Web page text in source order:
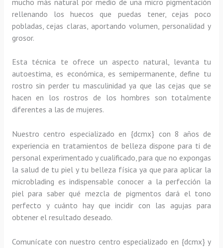
rellenando los huecos que puedas tener, cejas poco
pobladas, cejas claras, aportando volumen, personalidad y
grosor.
Esta técnica te ofrece un aspecto natural, levanta tu
autoestima, es económica, es semipermanente, define tu
rostro sin perder tu masculinidad ya que las cejas que se
hacen en los rostros de los hombres son totalmente
diferentes a las de mujeres.
Nuestro centro especializado en {dcmx} con 8 años de
experiencia en tratamientos de belleza dispone para ti de
personal experimentado y cualificado, para que no expongas
la salud de tu piel y tu belleza física ya que para aplicar la
microblading es indispensable conocer a la perfección la
piel para saber qué mezcla de pigmentos dará el tono
perfecto y cuánto hay que incidir con las agujas para
obtener el resultado deseado.
Comunícate con nuestro centro especializado en {dcmx} y